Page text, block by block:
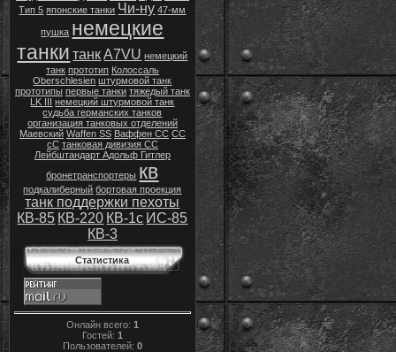
Тип 5 японские танки Чи-ну 47-мм
пушка немецкие
танки танк A7VU немецкий
танк прототип Колоссаль
Oberschlesien штурмовой танк
прототипы первые танки тяжедый танк
LK III немецкий штурмовой танк
судьба германских танков
организация танковых отделений
Маевский Waffen SS Ваффен СС СС
cC танковая дивизия СС
Лейбштандарт Адольф Гитлер
бронетранспортеры кв
подкалиберный бортовая проекция
танк поддержки пехоты
КВ-85 КВ-220 КВ-1с ИС-85
КВ-3
Статистика
Онлайн всего: 1
Гостей: 1
Пользователей: 0